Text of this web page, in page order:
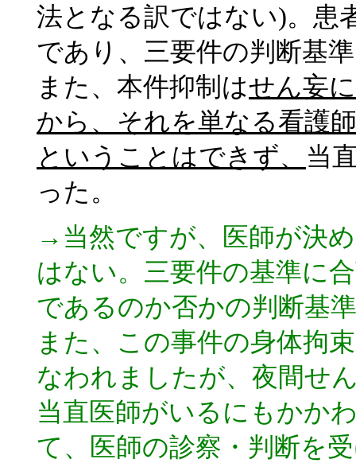
法となる訳ではない)。患
であり、三要件の判断基
また、本件抑制はせん妄
から、それを単なる看護
ということはできず、 当
った。
→当然ですが、医師が決
はない。三要件の基準に
であるのか否かの判断基
また、この事件の身体拘
なわれましたが、夜間せ
当直医師がいるにもかか
て、医師の診察・判断を